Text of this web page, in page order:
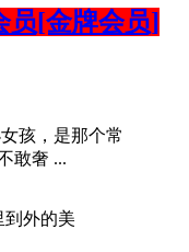
员[金牌会员]
孩，是那个常
敢奢 ...
到外的美